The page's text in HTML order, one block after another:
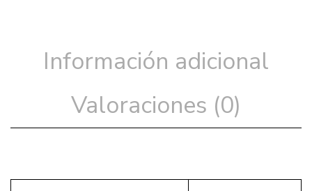
Información adicional
Valoraciones (0)